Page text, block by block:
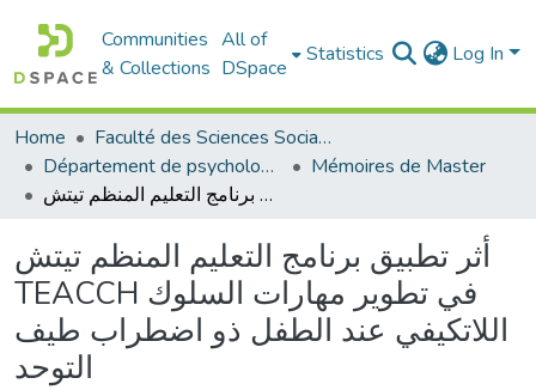
Communities
& Collections
All of
DSpace
Statistics Log In
Home
Faculté des Sciences Sociales
Département de psychologie
Mémoires de Master
أثر تطبيق برنامج التعليم المنظم تيتش TEACCH في تطوير مهارات السلوك اللاتكيفي عند الطفل ذو اضطراب طيف التوحد
أثر تطبيق برنامج التعليم المنظم تيتش
TEACCH في تطوير مهارات السلوك
اللاتكيفي عند الطفل ذو اضطراب طيف
التوحد